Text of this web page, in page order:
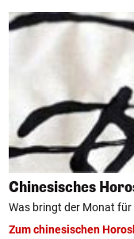
Chinesisches
Was bringt der Monat für
Zum chinesischen